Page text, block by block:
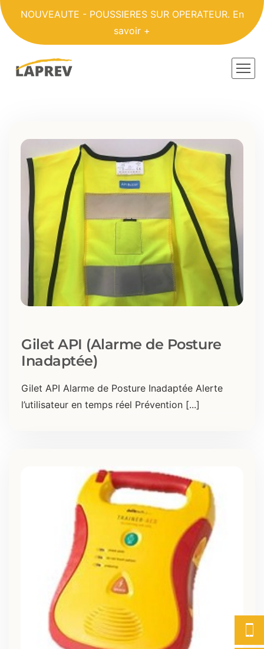
NOUVEAUTE - POUSSIERES SUR OPERATEUR. En
savoir +
Gilet API (Alarme de Posture
Inadaptée)
Gilet API Alarme de Posture Inadaptée Alerte
l’utilisateur en temps réel Prévention [...]